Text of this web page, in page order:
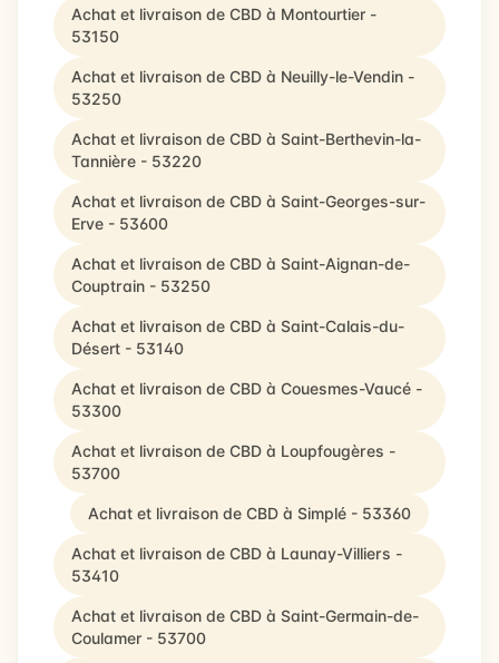
Achat et livraison de CBD à Montourtier -
53150
Achat et livraison de CBD à Neuilly-le-Vendin -
53250
Achat et livraison de CBD à Saint-Berthevin-la-
Tannière - 53220
Achat et livraison de CBD à Saint-Georges-sur-
Erve - 53600
Achat et livraison de CBD à Saint-Aignan-de-
Couptrain - 53250
Achat et livraison de CBD à Saint-Calais-du-
Désert - 53140
Achat et livraison de CBD à Couesmes-Vaucé -
53300
Achat et livraison de CBD à Loupfougères -
53700
Achat et livraison de CBD à Simplé - 53360
Achat et livraison de CBD à Launay-Villiers -
53410
Achat et livraison de CBD à Saint-Germain-de-
Coulamer - 53700